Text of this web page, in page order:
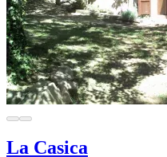
La Casica